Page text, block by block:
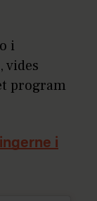
i
vides
program
i